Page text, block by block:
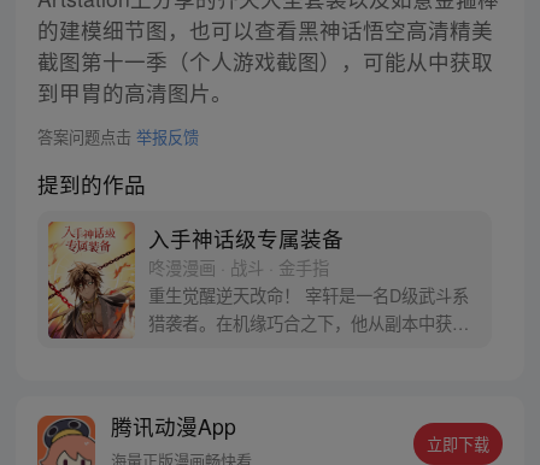
的建模细节图，也可以查看黑神话悟空高清精美
截图第十一季（个人游戏截图），可能从中获取
到甲胄的高清图片。
答案问题点击 举报反馈
提到的作品
入手神话级专属装备
咚漫漫画 · 战斗 · 金手指
重生觉醒逆天改命！ 宰轩是一名D级武斗系
猎袭者。在机缘巧合之下，他从副本中获得
腾讯动漫App
立即下载